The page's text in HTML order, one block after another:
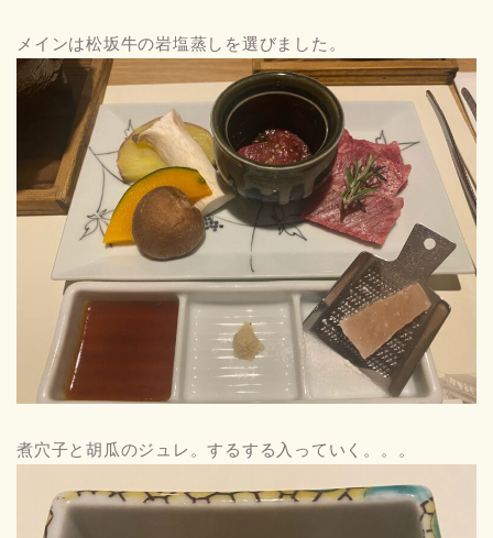
メインは松坂牛の岩塩蒸しを選びました。
煮穴子と胡瓜のジュレ。するする入っていく。。。